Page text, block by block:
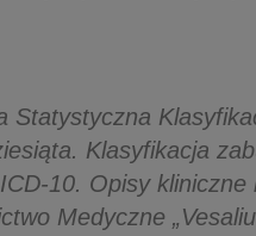
Statystyczna
Klasyfikacja
10. Opisy
Medyczne